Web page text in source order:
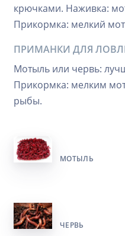
крючками. Наживка:
Прикормка: мелкий
ПРИМАНКИ ДЛЯ
Мотыль или червь:
Прикормка: мелким
рыбы.
МОТЫЛЬ
ЧЕРВЬ